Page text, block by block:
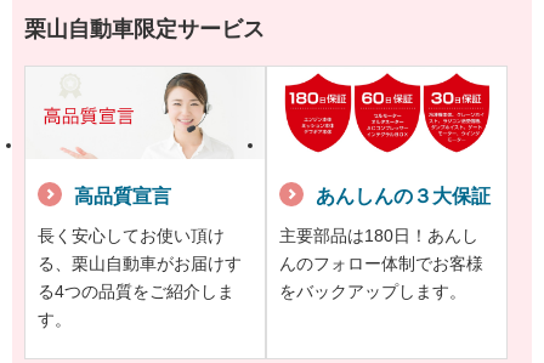
栗山自動車限定サービス
高品質宣言
長く安心してお使い頂け
る、栗山自動車がお届けす
る4つの品質をご紹介しま
す。
あんしんの３大保証
主要部品は180日！あんし
んのフォロー体制でお客様
をバックアップします。